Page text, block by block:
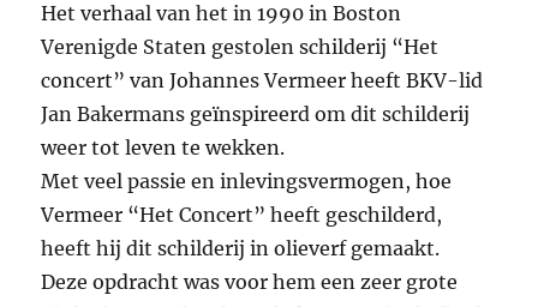
Het verhaal van het in 1990 in Boston
Verenigde Staten gestolen schilderij “Het
concert” van Johannes Vermeer heeft BKV-lid
Jan Bakermans geïnspireerd om dit schilderij
weer tot leven te wekken.
Met veel passie en inlevingsvermogen, hoe
Vermeer “Het Concert” heeft geschilderd,
heeft hij dit schilderij in olieverf gemaakt.
Deze opdracht was voor hem een zeer grote